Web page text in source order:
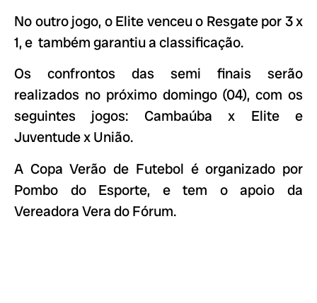
No outro jogo, o Elite venceu o Resgate por 3 x
1, e também garantiu a classificação.
Os confrontos das semi finais serão
realizados no próximo domingo (04), com os
seguintes jogos: Cambaúba x Elite e
Juventude x União.
A Copa Verão de Futebol é organizado por
Pombo do Esporte, e tem o apoio da
Vereadora Vera do Fórum.